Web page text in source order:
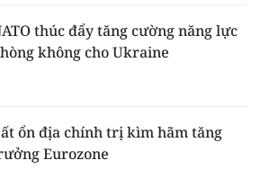
thúc đẩy tăng cường năng lực
không cho Ukraine
ổn địa chính trị kìm hãm tăng
Eurozone